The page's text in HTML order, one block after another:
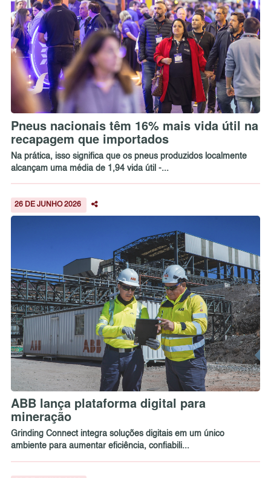
Pneus nacionais têm 16% mais vida útil na
recapagem que importados
Na prática, isso significa que os pneus produzidos localmente
alcançam uma média de 1,94 vida útil -...
26 DE JUNHO 2026
ABB lança plataforma digital para
mineração
Grinding Connect integra soluções digitais em um único
ambiente para aumentar eficiência, confiabili...